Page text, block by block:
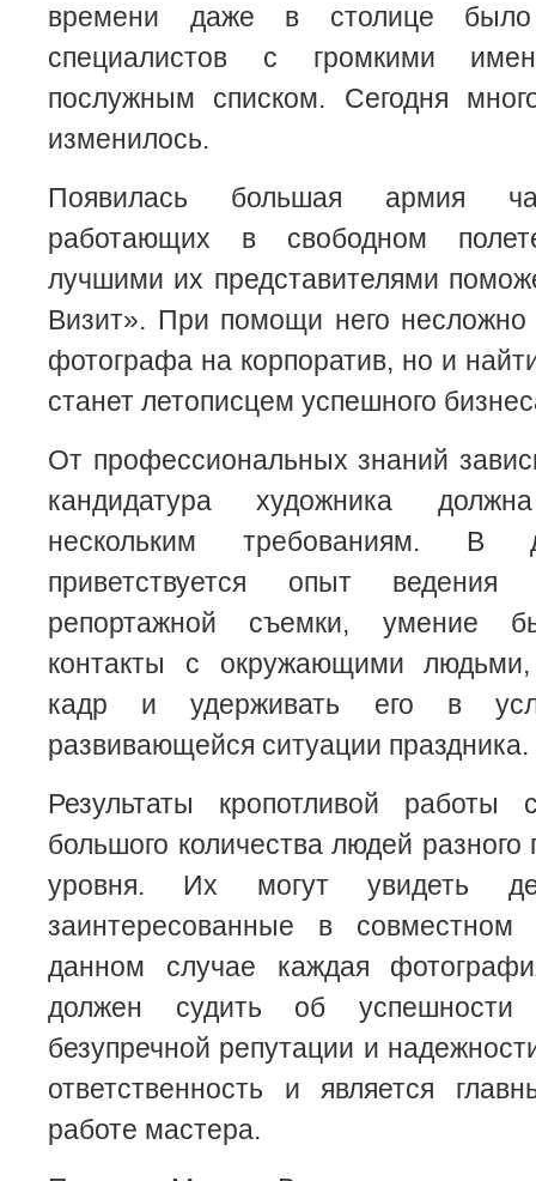
времени даже в столице было
специалистов с громкими
послужным списком. Сегодня
изменилось.
Появилась большая армия
работающих в свободном
лучшими их представителями
Визит». При помощи него несложно
фотографа на корпоратив, но и
станет летописцем успешного
От профессиональных знаний
кандидатура художника должна
нескольким требованиям. В
приветствуется опыт ведения
репортажной съемки, умение
контакты с окружающими
кадр и удерживать его в
развивающейся ситуации праздника.
Результаты кропотливой работы
большого количества людей
уровня. Их могут увидеть
заинтересованные в совместном
данном случае каждая
должен судить об
безупречной репутации и
ответственность и является
работе мастера.